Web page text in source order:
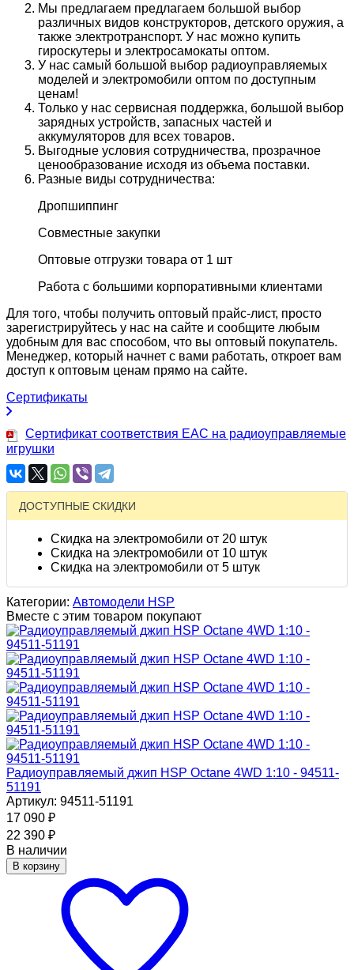
Мы предлагаем предлагаем большой выбор
различных видов конструкторов, детского оружия, а
также электротранспорт. У нас можно купить
гироскутеры и электросамокаты оптом.
У нас самый большой выбор радиоуправляемых
моделей и электромобили оптом по доступным
ценам!
Только у нас сервисная поддержка, большой выбор
зарядных устройств, запасных частей и
аккумуляторов для всех товаров.
Выгодные условия сотрудничества, прозрачное
ценообразование исходя из объема поставки.
Разные виды сотрудничества:
Дропшиппинг
Совместные закупки
Оптовые отгрузки товара от 1 шт
Работа с большими корпоративными клиентами
Для того, чтобы получить оптовый прайс-лист, просто
зарегистрируйтесь у нас на сайте и сообщите любым
удобным для вас способом, что вы оптовый покупатель.
Менеджер, который начнет с вами работать, откроет вам
доступ к оптовым ценам прямо на сайте.
Сертификаты
Сертификат соответствия EAC на радиоуправляемые
игрушки
ДОСТУПНЫЕ СКИДКИ
Скидка на электромобили от 20 штук
Скидка на электромобили от 10 штук
Скидка на электромобили от 5 штук
Категории: Автомодели HSP
Вместе с этим товаром покупают
Радиоуправляемый джип HSP Octane 4WD 1:10 - 94511-
51191
Артикул: 94511-51191
17 090 ₽
22 390 ₽
В наличии
В корзину